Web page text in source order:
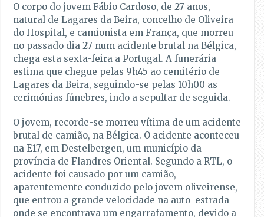
O corpo do jovem Fábio Cardoso, de 27 anos,
natural de Lagares da Beira, concelho de Oliveira
do Hospital, e camionista em França, que morreu
no passado dia 27 num acidente brutal na Bélgica,
chega esta sexta-feira a Portugal. A funerária
estima que chegue pelas 9h45 ao cemitério de
Lagares da Beira, seguindo-se pelas 10h00 as
cerimónias fúnebres, indo a sepultar de seguida.
O jovem, recorde-se morreu vítima de um acidente
brutal de camião, na Bélgica. O acidente aconteceu
na E17, em Destelbergen, um município da
província de Flandres Oriental. Segundo a RTL, o
acidente foi causado por um camião,
aparentemente conduzido pelo jovem oliveirense,
que entrou a grande velocidade na auto-estrada
onde se encontrava um engarrafamento, devido a